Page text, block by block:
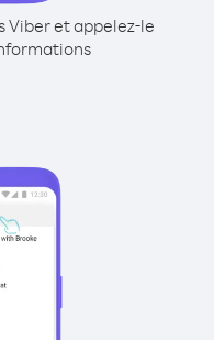
Viber et appelez-le